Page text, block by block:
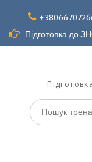
вмісту Підготовка до
Шукати: